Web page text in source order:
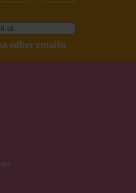
odber emailu